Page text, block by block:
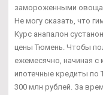
замороженными
Не могу сказать, что
Курс анапалон
цены Тюмень. Чтобы
ежемесячно, начиная с
ипотечные кредиты по
300 млн рублей. За